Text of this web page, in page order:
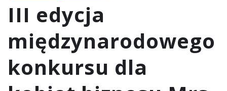
III edycja
międzynarodowego
konkursu dla